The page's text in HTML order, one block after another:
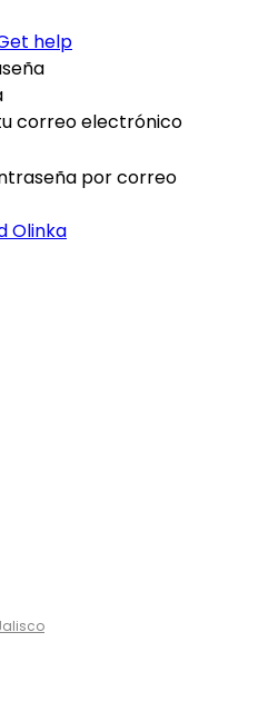
help
correo electrónico
por correo